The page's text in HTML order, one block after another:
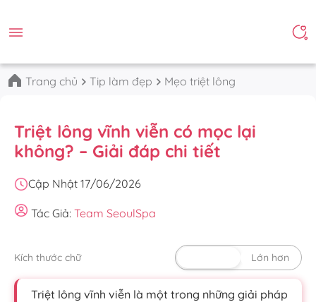
Trang chủ Tip làm đẹp Mẹo triệt lông
Triệt lông vĩnh viễn có mọc lại
không? – Giải đáp chi tiết
Cập Nhật 17/06/2026
Tác Giả: Team SeoulSpa
Kích thước chữ Lớn hơn
Triệt lông vĩnh viễn là một trong những giải pháp